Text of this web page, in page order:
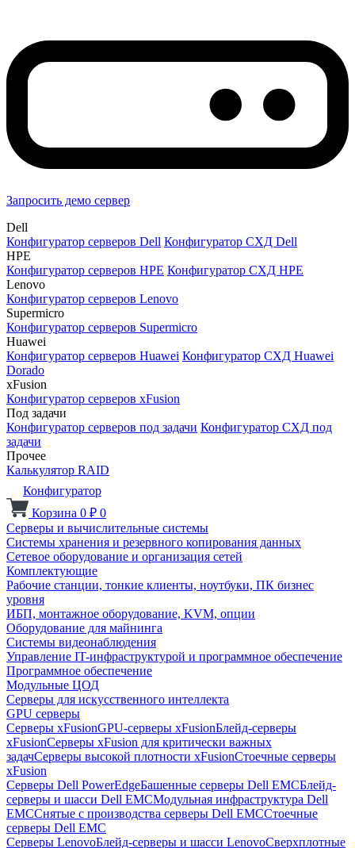
Запросить демо сервер
Dell
Конфигуратор серверов Dell Конфигуратор СХД Dell
HPE
Конфигуратор серверов HPE Конфигуратор СХД HPE
Lenovo
Конфигуратор серверов Lenovo
Supermicro
Конфигуратор серверов Supermicro
Huawei
Конфигуратор серверов Huawei Конфигуратор СХД Huawei
Dorado
xFusion
Конфигуратор серверов xFusion
Под задачи
Конфигуратор серверов под задачи Конфигуратор СХД под
задачи
Прочее
Калькулятор RAID
Конфигуратор
Корзина 0 ₽ 0
Серверы и вычислительные системы
Системы хранения и резервного копирования данных
Сетевое оборудование и организация сетей
Комплектующие
Рабочие станции, тонкие клиенты, ноутбуки, ПК бизнес
уровня
ИБП, монтажное оборудование, KVM, опции
Оборудование для майнинга
Системы видеонаблюдения
Управление IT-инфраструктурой и программное обеспечение
Программное обеспечение
Модульные ЦОД
Серверы для искусственного интеллекта
GPU серверы
Серверы xFusionGPU-серверы xFusionБлейд-серверы
xFusionСерверы xFusion для критически важных
задачСерверы высокой плотности xFusionСтоечные серверы
xFusion
Серверы Dell PowerEdgeБашенные серверы Dell EMCБлейд-
серверы и шасси Dell EMCМодульная инфраструктура Dell
EMCСнятые с производства серверы Dell EMCСтоечные
серверы Dell EMC
Серверы LenovoБлейд-серверы и шасси LenovoСверхплотные